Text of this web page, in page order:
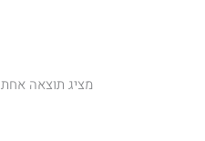
מציג תוצאה אחת